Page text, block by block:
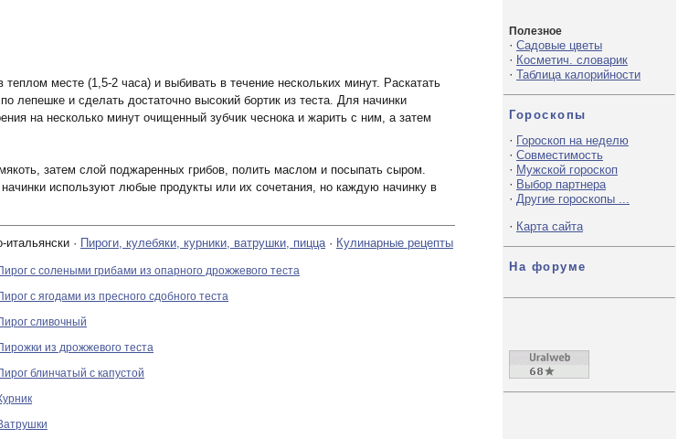
месте (1,5-2 часа) и выбивать в течение нескольких минут. Раскатать
и сделать достаточно высокий бортик из теста. Для начинки
на несколько минут очищенный зубчик чеснока и жарить с ним, а затем
затем слой поджаренных грибов, полить маслом и посыпать сыром.
используют любые продукты или их сочетания, но каждую начинку в
· Пироги, кулебяки, курники, ватрушки, пицца· Кулинарные рецепты
с солеными грибами из опарного дрожжевого теста
с ягодами из пресного сдобного теста
сливочный
из дрожжевого теста
блинчатый с капустой
Полезное
· Садовые цветы
· Косметич. словарик
· Таблица калорийности
Гороскопы
· Гороскоп на неделю
· Совместимость
· Мужской гороскоп
· Выбор партнера
· Другие гороскопы ...
· Карта сайта
На форуме